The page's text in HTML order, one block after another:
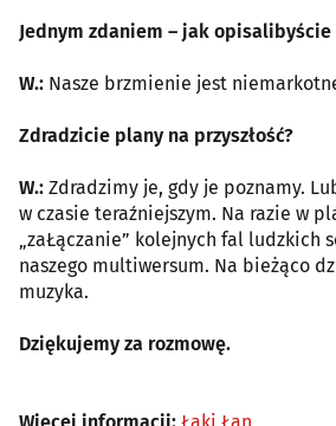
Jednym zdaniem – jak
W.: Nasze brzmienie jest
Zdradzicie plany na przyszłość?
W.: Zdradzimy je, gdy je poznamy.
w czasie teraźniejszym. Na razie w
„zaŁączanie” kolejnych fal ludzkich
naszego multiwersum. Na bieżąco
muzyka.
Dziękujemy za rozmowę.